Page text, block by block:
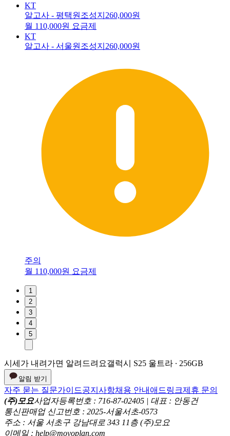
KT
알고사 - 평택원조성지 260,000원
월 110,000원 요금제
KT
알고사 - 서울원조성지 260,000원
주의
월 110,000원 요금제
1
2
3
4
5
시세가 내려가면 알려드려요갤럭시 S25 울트라 ∙ 256GB
알림 받기
자주 묻는 질문가이드공지사항채용 안내 애드링크제휴 문의
(주)모요사업자등록번호 : 716-87-02405 | 대표 : 안동건
통신판매업 신고번호 : 2025-서울서초-0573
주소 : 서울 서초구 강남대로 343 11층 (주)모요
이메일 : help@moyoplan.com